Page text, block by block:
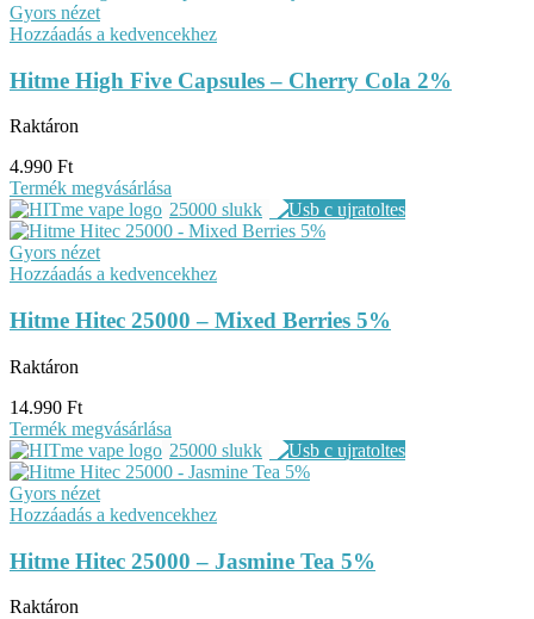
Gyors nézet
Hozzáadás a kedvencekhez
Hitme High Five Capsules – Cherry Cola 2%
Raktáron
4.990 Ft
Termék megvásárlása
25000 slukk
Gyors nézet
Hozzáadás a kedvencekhez
Hitme Hitec 25000 – Mixed Berries 5%
Raktáron
14.990 Ft
Termék megvásárlása
25000 slukk
Gyors nézet
Hozzáadás a kedvencekhez
Hitme Hitec 25000 – Jasmine Tea 5%
Raktáron